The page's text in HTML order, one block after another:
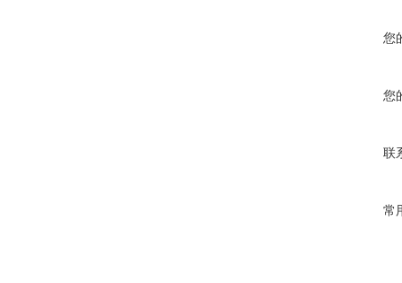
您
您
联
常